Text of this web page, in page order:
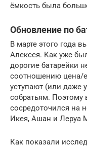
ёмкость была
Обновление по
В марте этого года
Алексея. Как уже
дорогие батарейки
соотношению цена/
уступают (или даже
собратьям.
сосредоточился на
Икея, Ашан и Леруа
Как показали